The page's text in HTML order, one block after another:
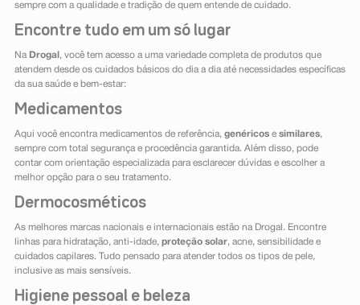
sempre com a qualidade e tradição de quem entende de cuidado.
Encontre tudo em um só lugar
Na Drogal , você tem acesso a uma variedade completa de produtos que
atendem desde os cuidados básicos do dia a dia até necessidades específicas
da sua saúde e bem-estar:
Medicamentos
Aqui você encontra medicamentos de referência, genéricose similares,
sempre com total segurança e procedência garantida. Além disso, pode
contar com orientação especializada para esclarecer dúvidas e escolher a
melhor opção para o seu tratamento.
Dermocosméticos
As melhores marcas nacionais e internacionais estão na Drogal. Encontre
linhas para hidratação, anti-idade, proteção solar, acne, sensibilidade e
cuidados capilares. Tudo pensado para atender todos os tipos de pele,
inclusive as mais sensíveis.
Higiene pessoal e beleza